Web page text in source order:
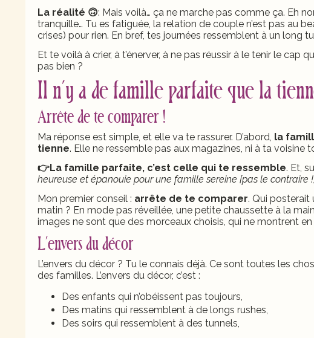
La réalité 🙃: Mais voilà… ça ne marche pas comme ça. Eh
tranquille… Tu es fatiguée, la relation de couple n’est pas au
crises) pour rien. En bref, tes journées ressemblent à un long
Et te voilà à crier, à t’énerver, à ne pas réussir à le tenir le cap
pas bien ?
Il n’y a de famille parfaite que la
Arrête de te comparer !
Ma réponse est simple, et elle va te rassurer. D’abord, la
tienne. Elle ne ressemble pas aux magazines, ni à ta voisine
👉La famille parfaite, c’est celle qui te ressemble. Et,
heureuse et épanouie pour une famille sereine [pas le contraire
Mon premier conseil : arrête de te comparer. Qui posterait
matin ? En mode pas réveillée, une petite chaussette à la
images ne sont que des morceaux choisis, qui ne montrent en
L’envers du décor
L’envers du décor ? Tu le connais déjà. Ce sont toutes les
des familles. L’envers du décor, c’est :
Des enfants qui n’obéissent pas toujours,
Des matins qui ressemblent à de longs rushes,
Des soirs qui ressemblent à des tunnels,